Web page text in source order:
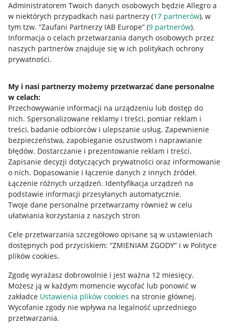
Administratorem Twoich danych osobowych będzie Allegro a
w niektórych przypadkach nasi partnerzy (17 partnerów), w
tym tzw. “Zaufani Partnerzy IAB Europe” (9 partnerów).
Informacja o celach przetwarzania danych osobowych przez
naszych partnerów znajduje się w ich politykach ochrony
prywatności.
My i nasi partnerzy możemy przetwarzać dane personalne
w celach:
Przechowywanie informacji na urządzeniu lub dostęp do
nich. Spersonalizowane reklamy i treści, pomiar reklam i
treści, badanie odbiorców i ulepszanie usług. Zapewnienie
bezpieczeństwa, zapobieganie oszustwom i naprawianie
błędów. Dostarczanie i prezentowanie reklam i treści.
Zapisanie decyzji dotyczących prywatności oraz informowanie
o nich. Dopasowanie i łączenie danych z innych źródeł.
Łączenie różnych urządzeń. Identyfikacja urządzeń na
podstawie informacji przesyłanych automatycznie.
Twoje dane personalne przetwarzamy również w celu
ułatwiania korzystania z naszych stron
Cele przetwarzania szczegółowo opisane są w ustawieniach
dostępnych pod przyciskiem: “ZMIENIAM ZGODY” i w Polityce
plików cookies.
Zgodę wyrażasz dobrowolnie i jest ważna 12 miesięcy.
Możesz ją w każdym momencie wycofać lub ponowić w
zakładce Ustawienia plików cookies na stronie głównej.
Wycofanie zgody nie wpływa na legalność uprzedniego
przetwarzania.
Przydatne informacje
Jak to działa
Allegro Gadane dla sprzedających
Allegro Gadane dla kupujących
Mapa miejscowości
Informacje prawne
Regulamin
Polityka plików "cookies"
Ustawienia plików "cookies"
Udostępnianie lokalizacji
Informacje dla Aktu o Usługach Cyfrowych
Pobierz aplikację